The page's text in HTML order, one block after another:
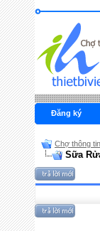
Đăng ký
Chợ thông
Sữa